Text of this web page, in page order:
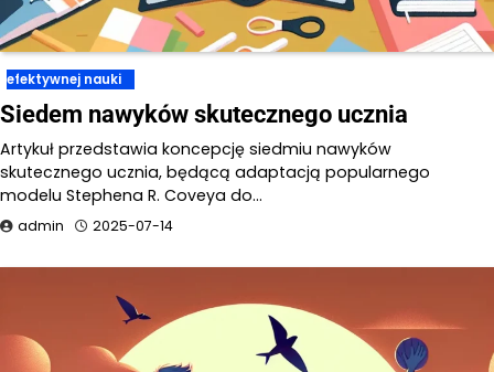
efektywnej nauki
Siedem nawyków skutecznego ucznia
Artykuł przedstawia koncepcję siedmiu nawyków
skutecznego ucznia, będącą adaptacją popularnego
modelu Stephena R. Coveya do…
admin 2025-07-14